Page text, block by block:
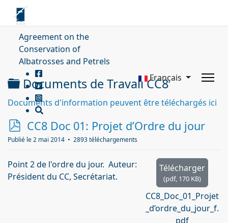
Agreement on the
Conservation of
Albatrosses and Petrels
Français
Dossier
Documents de Travail CC8
Documents d'information peuvent être téléchargés ici
p
d
CC8 Doc 01: Projet d’Ordre du jour
Publié le 2 mai 2014 2893 téléchargements
Télécharger
(pdf, 170 KB)
CC8_Doc_01_Projet
_d’ordre_du_jour_f.
pdf
Point 2 de l'ordre du jour. Auteur:
Président du CC, Secrétariat.